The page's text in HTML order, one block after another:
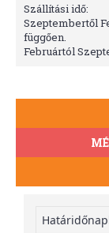
Szállítási idő:
Szeptembertől
függően.
Februártól